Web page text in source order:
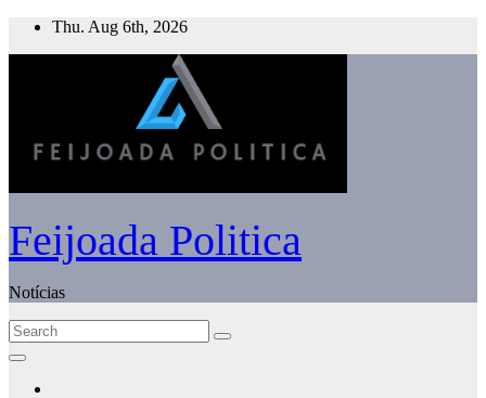
Skip
Thu. Aug 6th, 2026
Feijoada Politica
Notícias